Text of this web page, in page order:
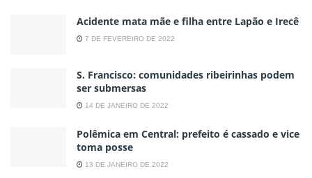
Acidente mata mãe e filha entre Lapão e Irecê
7 DE FEVEREIRO DE 2022
S. Francisco: comunidades ribeirinhas podem
ser submersas
14 DE JANEIRO DE 2022
Polêmica em Central: prefeito é cassado e vice
toma posse
13 DE JANEIRO DE 2022